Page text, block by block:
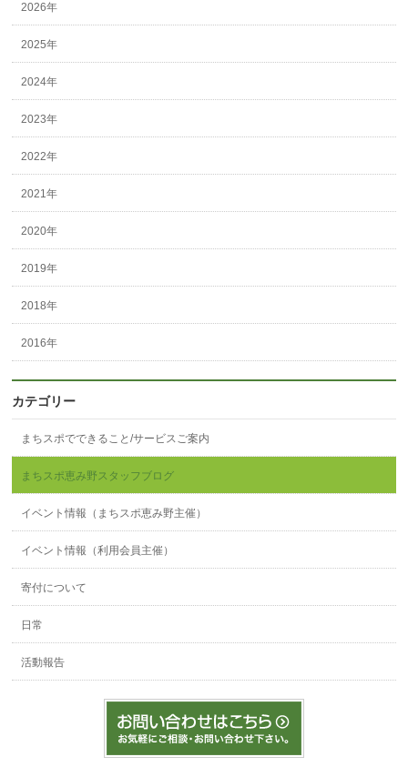
2026年
2025年
2024年
2023年
2022年
2021年
2020年
2019年
2018年
2016年
カテゴリー
まちスポでできること/サービスご案内
まちスポ恵み野スタッフブログ
イベント情報（まちスポ恵み野主催）
イベント情報（利用会員主催）
寄付について
日常
活動報告